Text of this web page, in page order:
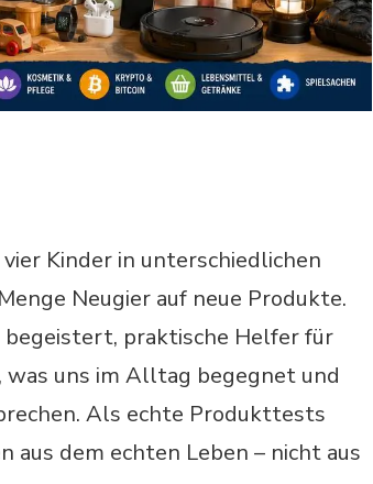
Kinder in unterschiedlichen
Neugier auf neue Produkte.
begeistert, praktische Helfer für
uns im Alltag begegnet und
Als echte Produkttests
dem echten Leben – nicht aus